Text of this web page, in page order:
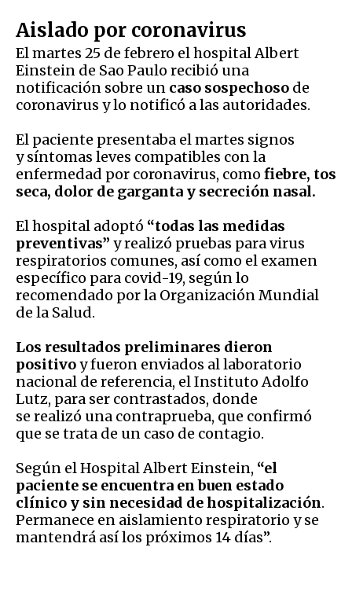
Aislado por coronavirus
El martes 25 de febrero el hospital Albert
Einstein de Sao Paulo recibió una
notificación sobre un caso sospechoso de
coronavirus y lo notificó a las autoridades.
El paciente presentaba el martes signos
y síntomas leves compatibles con la
enfermedad por coronavirus, como fiebre, tos
seca, dolor de garganta y secreción nasal.
El hospital adoptó “todas las medidas
preventivas” y realizó pruebas para virus
respiratorios comunes, así como el examen
específico para covid-19, según lo
recomendado por la Organización Mundial
de la Salud.
Los resultados preliminares dieron
positivoy fueron enviados al laboratorio
nacional de referencia, el Instituto Adolfo
Lutz, para ser contrastados, donde
se realizó una contraprueba, que confirmó
que se trata de un caso de contagio.
Según el Hospital Albert Einstein, “el
paciente se encuentra en buen estado
clínico y sin necesidad de hospitalización.
Permanece en aislamiento respiratorio y se
mantendrá así los próximos 14 días”.